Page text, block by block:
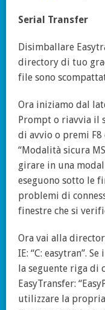
Serial Transfer
Disimballare
directory di tuo
file sono
Ora iniziamo dal
Prompt o riavvia il
di avvio o premi F8
“Modalità sicura
girare in una
eseguono sotto le
problemi di
finestre che si
Ora vai alla
IE: “C: easytran”.
la seguente riga di
EasyTransfer:
utilizzare la propria